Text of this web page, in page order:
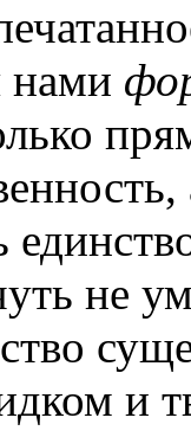
нами
не
и